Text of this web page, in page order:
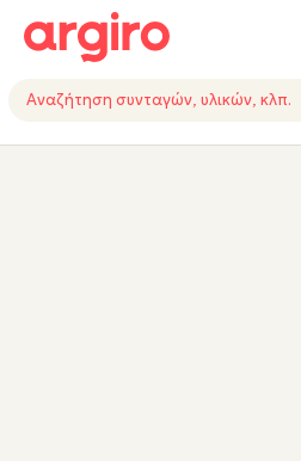
ΥΛΙΚΑΕΚΤΕΛΕΣΗΕΞΟΠΛΙΣΜΟΣ